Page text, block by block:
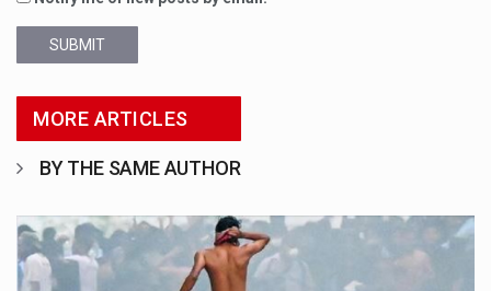
SUBMIT
MORE ARTICLES
BY THE SAME AUTHOR